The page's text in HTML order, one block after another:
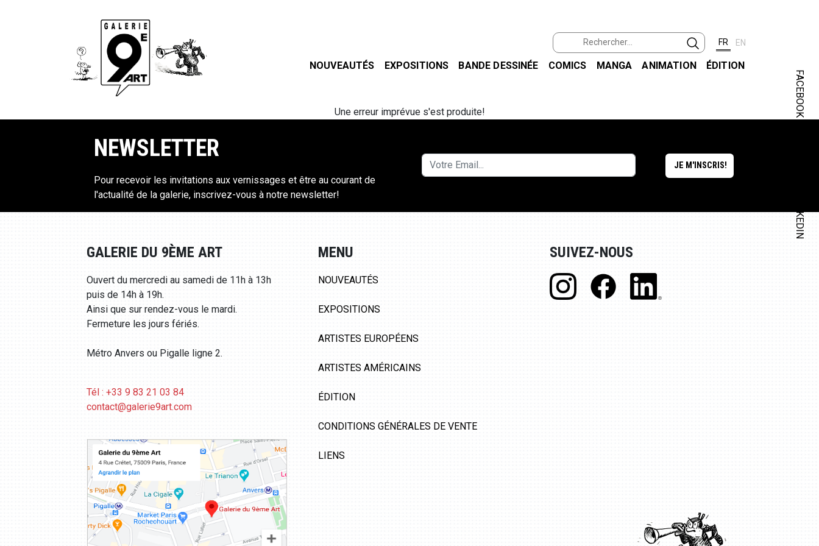
FR EN
NOUVEAUTÉS EXPOSITIONS BANDE DESSINÉE COMICS MANGA ANIMATION ÉDITION
FACEBOOK
LINKEDIN
Une erreur imprévue s'est produite!
NEWSLETTER
Pour recevoir les invitations aux vernissages et être au courant de
l'actualité de la galerie, inscrivez-vous à notre newsletter!
GALERIE DU 9ÈME ART
Ouvert du mercredi au samedi de 11h à 13h
puis de 14h à 19h.
Ainsi que sur rendez-vous le mardi.
Fermeture les jours fériés.
Métro Anvers ou Pigalle ligne 2.
Tél : +33 9 83 21 03 84
contact@galerie9art.com
MENU
NOUVEAUTÉS
EXPOSITIONS
ARTISTES EUROPÉENS
ARTISTES AMÉRICAINS
ÉDITION
CONDITIONS GÉNÉRALES DE VENTE
LIENS
SUIVEZ-NOUS